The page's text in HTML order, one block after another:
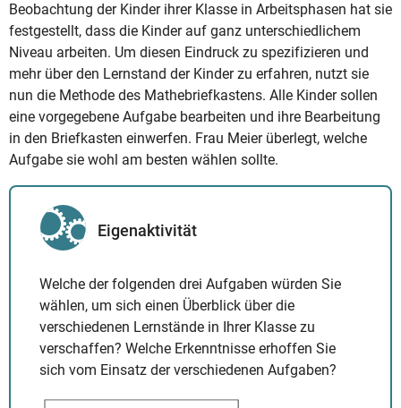
Beobachtung der Kinder ihrer Klasse in Arbeitsphasen hat sie
festgestellt, dass die Kinder auf ganz unterschiedlichem
Niveau arbeiten. Um diesen Eindruck zu spezifizieren und
mehr über den Lernstand der Kinder zu erfahren, nutzt sie
nun die Methode des Mathebriefkastens. Alle Kinder sollen
eine vorgegebene Aufgabe bearbeiten und ihre Bearbeitung
in den Briefkasten einwerfen. Frau Meier überlegt, welche
Aufgabe sie wohl am besten wählen sollte.
Eigenaktivität
Welche der folgenden drei Aufgaben würden Sie
wählen, um sich einen Überblick über die
verschiedenen Lernstände in Ihrer Klasse zu
verschaffen? Welche Erkenntnisse erhoffen Sie
sich vom Einsatz der verschiedenen Aufgaben?